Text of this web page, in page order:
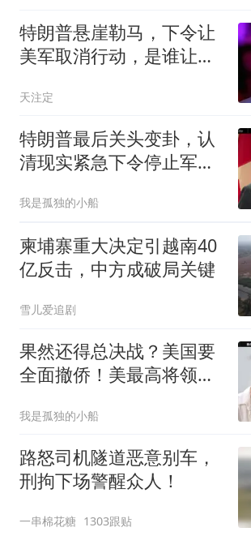
特朗普悬崖勒马，下令让
美军取消行动，是谁让他
天注定
特朗普最后关头变卦，认
清现实紧急下令停止军事
我是孤独的小船
柬埔寨重大决定引越南40
亿反击，中方成破局关键
雪儿爱追剧
果然还得总决战？美国要
全面撤侨！美最高将领：
我是孤独的小船
路怒司机隧道恶意别车，
刑拘下场警醒众人！
一串棉花糖 1303跟贴